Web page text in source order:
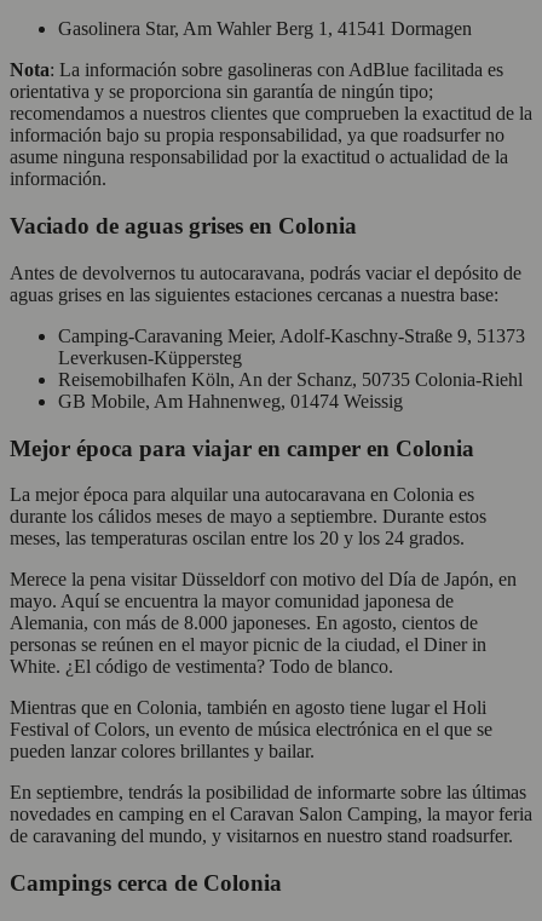
Gasolinera Star, Am Wahler Berg 1, 41541 Dormagen
Nota: La información sobre gasolineras con AdBlue facilitada es
orientativa y se proporciona sin garantía de ningún tipo;
recomendamos a nuestros clientes que comprueben la exactitud de la
información bajo su propia responsabilidad, ya que roadsurfer no
asume ninguna responsabilidad por la exactitud o actualidad de la
información.
Vaciado de aguas grises en Colonia
Antes de devolvernos tu autocaravana, podrás vaciar el depósito de
aguas grises en las siguientes estaciones cercanas a nuestra base:
Camping-Caravaning Meier, Adolf-Kaschny-Straße 9, 51373
Leverkusen-Küppersteg
Reisemobilhafen Köln, An der Schanz, 50735 Colonia-Riehl
GB Mobile, Am Hahnenweg, 01474 Weissig
Mejor época para viajar en camper en Colonia
La mejor época para alquilar una autocaravana en Colonia es
durante los cálidos meses de mayo a septiembre. Durante estos
meses, las temperaturas oscilan entre los 20 y los 24 grados.
Merece la pena visitar Düsseldorf con motivo del Día de Japón, en
mayo. Aquí se encuentra la mayor comunidad japonesa de
Alemania, con más de 8.000 japoneses. En agosto, cientos de
personas se reúnen en el mayor picnic de la ciudad, el Diner in
White. ¿El código de vestimenta? Todo de blanco.
Mientras que en Colonia, también en agosto tiene lugar el Holi
Festival of Colors, un evento de música electrónica en el que se
pueden lanzar colores brillantes y bailar.
En septiembre, tendrás la posibilidad de informarte sobre las últimas
novedades en camping en el Caravan Salon Camping, la mayor feria
de caravaning del mundo, y visitarnos en nuestro stand roadsurfer.
Campings cerca de Colonia